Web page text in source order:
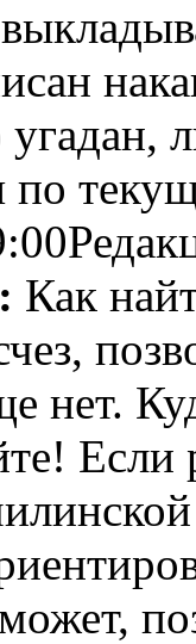
по
Как
нет.